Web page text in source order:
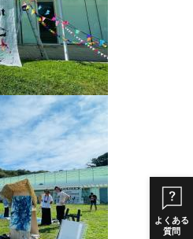
よくある
質問